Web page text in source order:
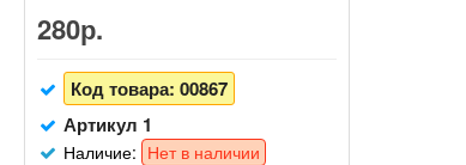
280р.
Код товара: 00867
Артикул 1
Наличие: Нет в наличии